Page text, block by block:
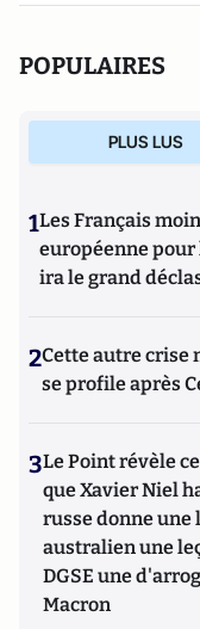
POPULAIRES
PLUS LUS
1Les Français
européenne pour
ira le grand
2Cette autre crise
se profile après
3Le Point révèle
que Xavier Niel
russe donne une
australien une
DGSE une
Macron